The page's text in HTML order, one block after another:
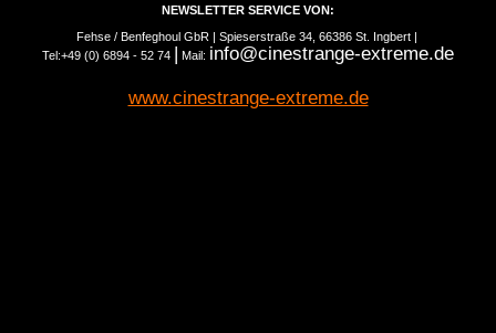
NEWSLETTER SERVICE VON:
Fehse / Benfeghoul GbR | Spieserstraße 34, 66386 St. Ingbert |
Tel:+49 (0) 6894 - 52 74 | Mail: info@cinestrange-extreme.de
www.cinestrange-extreme.de